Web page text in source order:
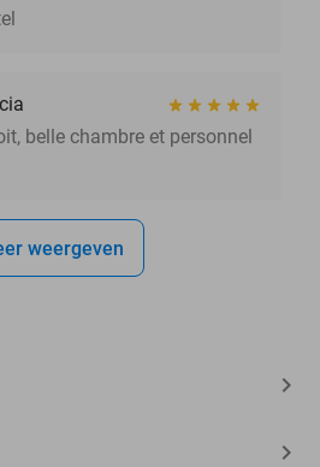
belle chambre et personnel
weergeven